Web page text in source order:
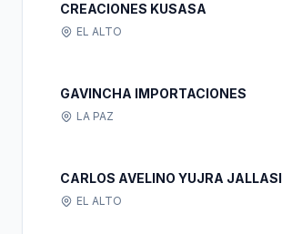
CREACIONES KUSASA
EL ALTO
GAVINCHA IMPORTACIONES
LA PAZ
CARLOS AVELINO YUJRA JALLASI
EL ALTO